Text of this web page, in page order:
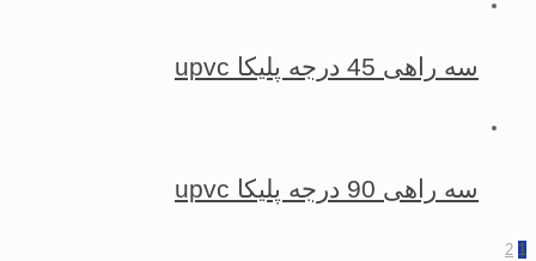
سه راهی 45 درجه پلیکا upvc
سه راهی 90 درجه پلیکا upvc
1
2